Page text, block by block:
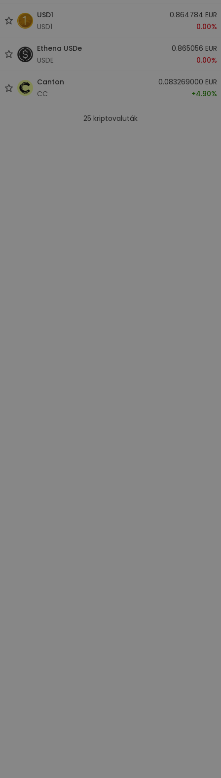
USD1
USD1
0.864784 EUR
0.00%
Ethena USDe
USDE
0.865056 EUR
0.00%
Canton
CC
0.083269000 EUR
+4.90%
25 kriptovaluták